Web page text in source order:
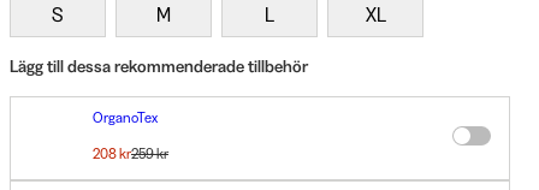
S M L XL
Lägg till dessa rekommenderade tillbehör
OrganoTex
BIO Wash-In Textile Waterproofing 500 ml
208 kr259 kr